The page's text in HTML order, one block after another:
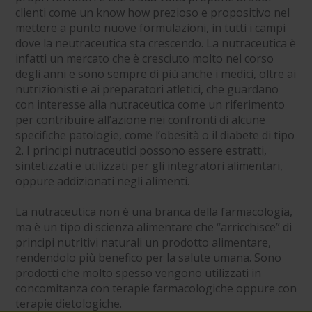
clienti come un know how prezioso e propositivo nel
mettere a punto nuove formulazioni, in tutti i campi
dove la neutraceutica sta crescendo. La nutraceutica è
infatti un mercato che è cresciuto molto nel corso
degli anni e sono sempre di più anche i medici, oltre ai
nutrizionisti e ai preparatori atletici, che guardano
con interesse alla nutraceutica come un riferimento
per contribuire all’azione nei confronti di alcune
specifiche patologie, come l’obesità o il diabete di tipo
2. I principi nutraceutici possono essere estratti,
sintetizzati e utilizzati per gli integratori alimentari,
oppure addizionati negli alimenti.
La nutraceutica non è una branca della farmacologia,
ma è un tipo di scienza alimentare che “arricchisce” di
principi nutritivi naturali un prodotto alimentare,
rendendolo più benefico per la salute umana. Sono
prodotti che molto spesso vengono utilizzati in
concomitanza con terapie farmacologiche oppure con
terapie dietologiche.